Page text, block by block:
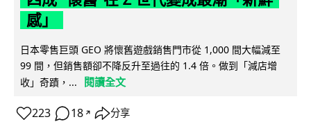
感」
日本零售巨頭 GEO 將懷舊遊戲銷售門市從 1,000 間大幅減至
99 間，但銷售額卻不降反升至過往的 1.4 倍。做到「減店增
收」奇蹟，...
閱讀全文
223 18 ↗ 分享